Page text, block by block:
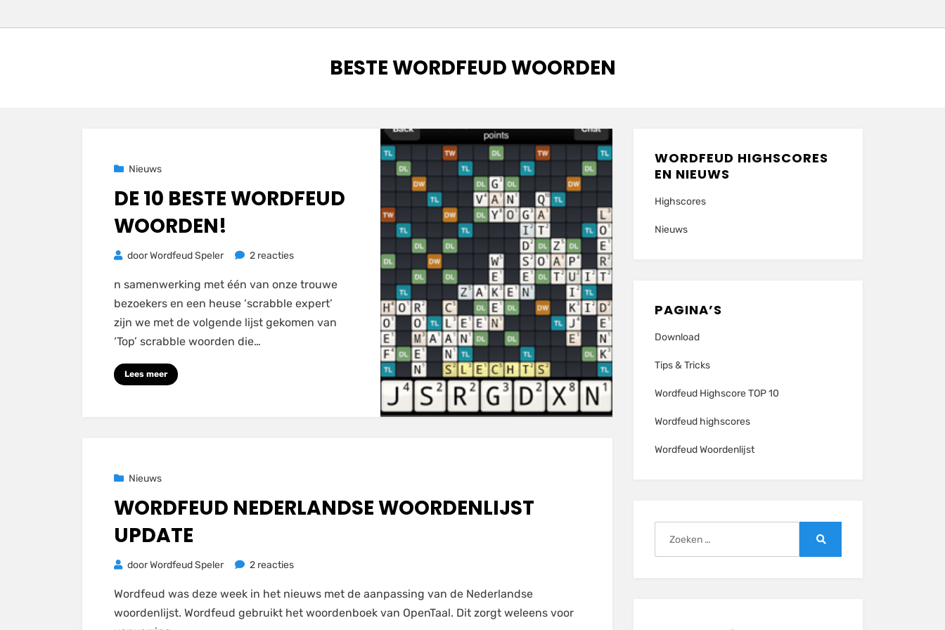
TAG
:
BESTE WORDFEUD WOORDEN
Geplaatst
23 november 2020
Nieuws
DE 10 BESTE WORDFEUD
WOORDEN!
doorWordfeud Speler 2 reactiesop
10
beste
Wordfeud
n samenwerking met één van onze trouwe
bezoekers en een heuse ‘scrabble expert’
zijn we met de volgende lijst gekomen van
‘Top’ scrabble woorden die…
Lees meer
Geplaatst
23 november 2020
Nieuws
WORDFEUD NEDERLANDSE WOORDENLIJST
UPDATE
doorWordfeud Speler 2 reactiesop
NEDERLANDSE
WOORDENLIJST
Wordfeud was deze week in het nieuws met de aanpassing van de Nederlandse
woordenlijst. Wordfeud gebruikt het woordenboek van OpenTaal. Dit zorgt weleens voor
WORDFEUD HIGHSCORES
EN NIEUWS
Highscores
Nieuws
PAGINA’S
Download
Tips & Tricks
Wordfeud Highscore TOP 10
Wordfeud highscores
Wordfeud Woordenlijst